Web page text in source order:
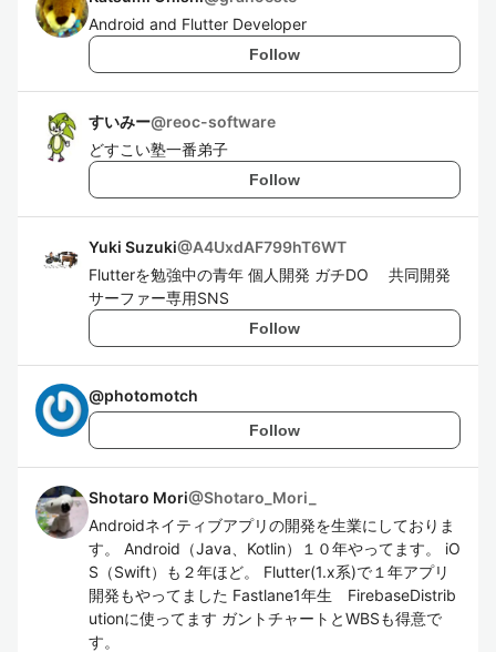
Android and Flutter Developer
Follow
すいみー@reoc-software
どすこい塾一番弟子
Follow
Yuki Suzuki@A4UxdAF799hT6WT
Flutterを勉強中の青年 個人開発 ガチDO 共同開発
サーファー専用SNS
Follow
@photomotch
Follow
Shotaro Mori@Shotaro_Mori_
Androidネイティブアプリの開発を生業にしておりま
す。 Android（Java、Kotlin）１０年やってます。 iO
S（Swift）も２年ほど。 Flutter(1.x系)で１年アプリ
開発もやってました Fastlane1年生 FirebaseDistrib
utionに使ってます ガントチャートとWBSも得意で
す。